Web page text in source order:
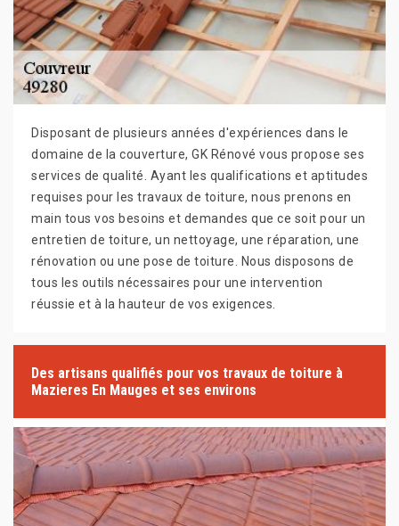
Disposant de plusieurs années d'expériences dans le
domaine de la couverture, GK Rénové vous propose ses
services de qualité. Ayant les qualifications et aptitudes
requises pour les travaux de toiture, nous prenons en
main tous vos besoins et demandes que ce soit pour un
entretien de toiture, un nettoyage, une réparation, une
rénovation ou une pose de toiture. Nous disposons de
tous les outils nécessaires pour une intervention
réussie et à la hauteur de vos exigences.
Des artisans qualifiés pour vos travaux de toiture à
Mazieres En Mauges et ses environs